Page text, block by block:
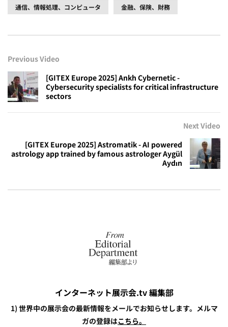
通信、情報処理、コンピュータ 金融、保険、財務
Previous Video
[GITEX Europe 2025] Ankh Cybernetic -
Cybersecurity specialists for critical infrastructure
sectors
Next Video
[GITEX Europe 2025] Astromatik - AI powered
astrology app trained by famous astrologer Aygül
Aydın
インターネット展示会.tv 編集部
1) 世界中の展示会の最新情報をメールでお知らせします。メルマ
ガの登録はこちら。